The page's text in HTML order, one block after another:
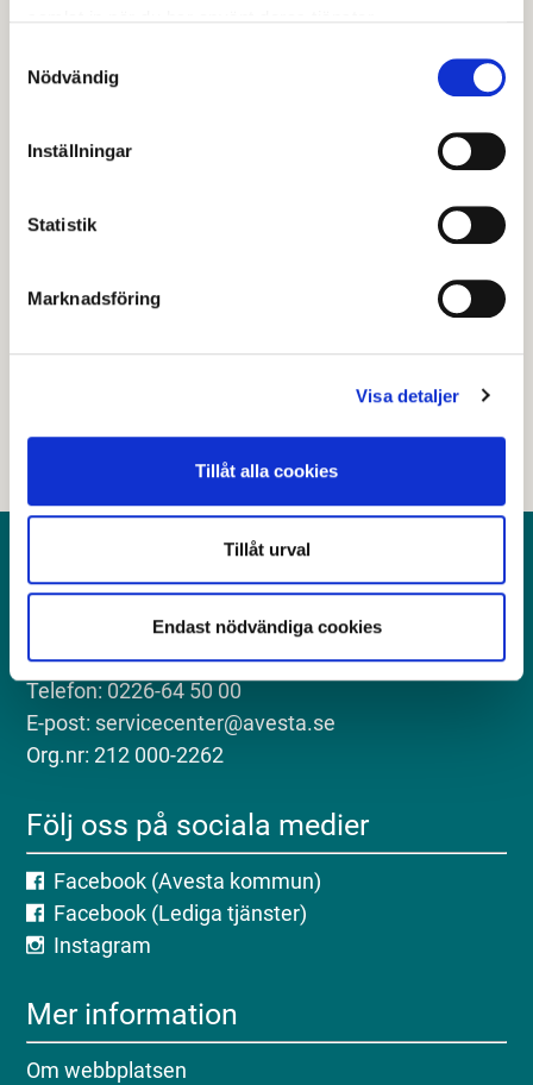
Nödvändig
Inställningar
Statistik
Marknadsföring
Visa detaljer
Tillåt alla cookies
Tillåt urval
Endast nödvändiga cookies
Adress:
26 juni 2023
Hjälpte den här informationen dig?
Postadress: Avesta kommun, 774 81 Avesta
Besöksadress: Kungsgatan 18, Avesta
Telefon: 0226-64 50 00
E-post: servicecenter@avesta.se
Org.nr: 212 000-2262
Följ oss på sociala medier
Facebook (Avesta kommun)
Facebook (Lediga tjänster)
Instagram
Mer information
Om webbplatsen